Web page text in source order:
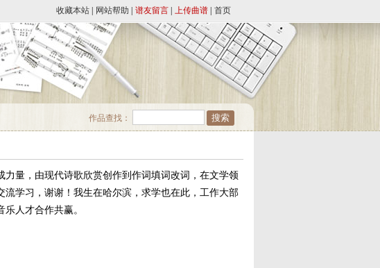
收藏本站 网站帮助 谱友留言 上传曲谱 首页
作品查找：
量，由现代诗歌欣赏创作到作词填词改词，在文学领
学习，谢谢！我生在哈尔滨，求学也在此，工作大部
人才合作共赢。